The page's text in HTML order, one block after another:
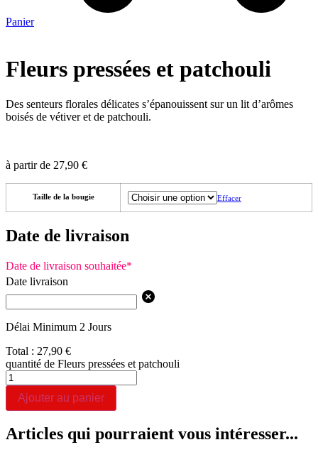
Panier
Fleurs pressées et patchouli
Des senteurs florales délicates s’épanouissent sur un lit d’arômes
boisés de vétiver et de patchouli.
à partir de 27,90 €
Taille de la bougie Effacer
Date de livraison
Date de livraison souhaitée*
Date livraison
Délai Minimum 2 Jours
Total : 27,90 €
quantité de Fleurs pressées et patchouli
Ajouter au panier
Articles qui pourraient vous intéresser...